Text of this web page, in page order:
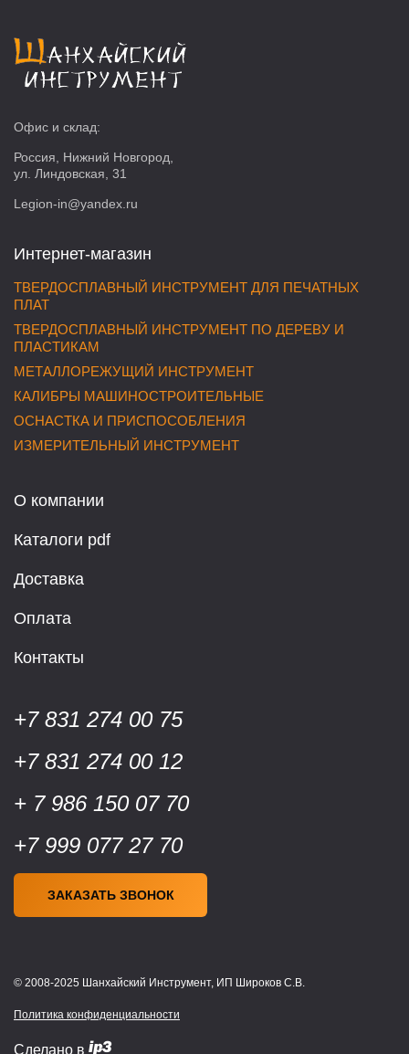
Офис и склад:
Россия, Нижний Новгород,
ул. Линдовская, 31
Legion-in@yandex.ru
Интернет-магазин
ТВЕРДОСПЛАВНЫЙ ИНСТРУМЕНТ ДЛЯ ПЕЧАТНЫХ
ПЛАТ
ТВЕРДОСПЛАВНЫЙ ИНСТРУМЕНТ ПО ДЕРЕВУ И
ПЛАСТИКАМ
МЕТАЛЛОРЕЖУЩИЙ ИНСТРУМЕНТ
КАЛИБРЫ МАШИНОСТРОИТЕЛЬНЫЕ
ОСНАСТКА И ПРИСПОСОБЛЕНИЯ
ИЗМЕРИТЕЛЬНЫЙ ИНСТРУМЕНТ
О компании
Каталоги pdf
Доставка
Оплата
Контакты
+7 831 274 00 75
+7 831 274 00 12
+ 7 986 150 07 70
+7 999 077 27 70
ЗАКАЗАТЬ ЗВОНОК
© 2008-2025 Шанхайский Инструмент, ИП Широков С.В.
Политика конфиденциальности
Сделано в